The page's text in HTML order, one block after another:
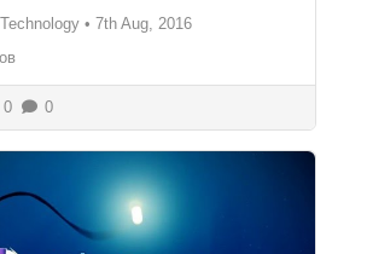
• 7th Aug, 2016
0 0